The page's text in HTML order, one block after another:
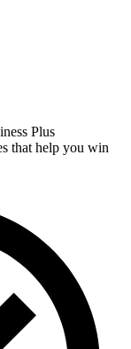
Plus
that help you win